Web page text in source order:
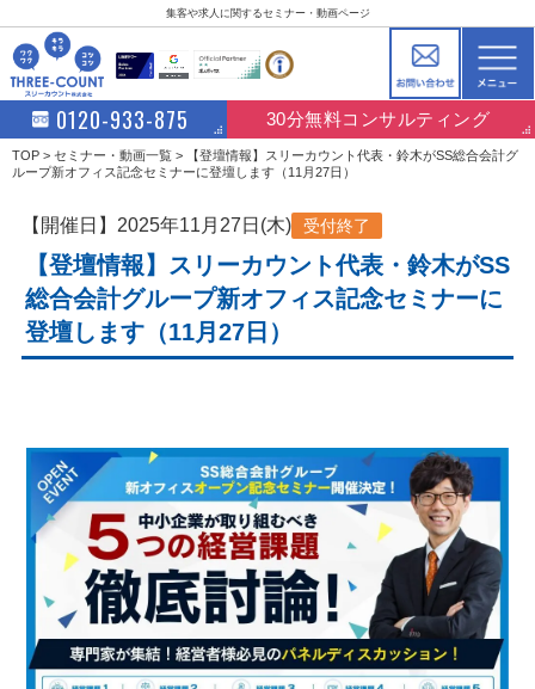
集客や求人に関するセミナー・動画ページ
0120-933-875 30分無料コンサルティング
TOP セミナー・動画一覧
【登壇情報】スリーカウント代表・鈴木がSS総合会計グ
ループ新オフィス記念セミナーに登壇します（11月27日）
【開催日】2025年11月27日(木) 受付終了
【登壇情報】スリーカウント代表・鈴木がSS
総合会計グループ新オフィス記念セミナーに
登壇します（11月27日）